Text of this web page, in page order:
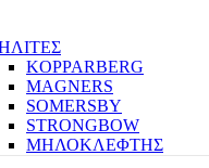
KOPPARBERG
MAGNERS
SOMERSBY
STRONGBOW
ΜΗΛΟΚΛΕΦΤΗΣ